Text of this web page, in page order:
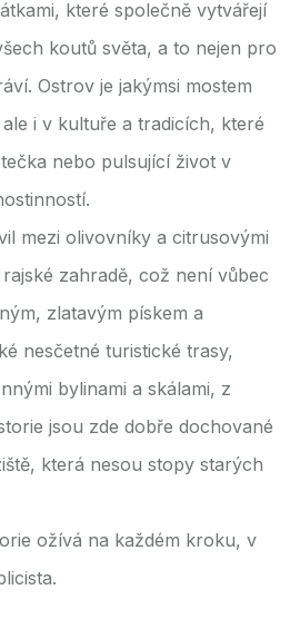
které společně vytvářejí
koutů světa, a to nejen pro
Ostrov je jakýmsi mostem
i v kultuře a tradicích, které
nebo pulsující život v
mezi olivovníky a citrusovými
zahradě, což není vůbec
zlatavým pískem a
nesčetné turistické trasy,
bylinami a skálami, z
jsou zde dobře dochované
která nesou stopy starých
ožívá na každém kroku, v